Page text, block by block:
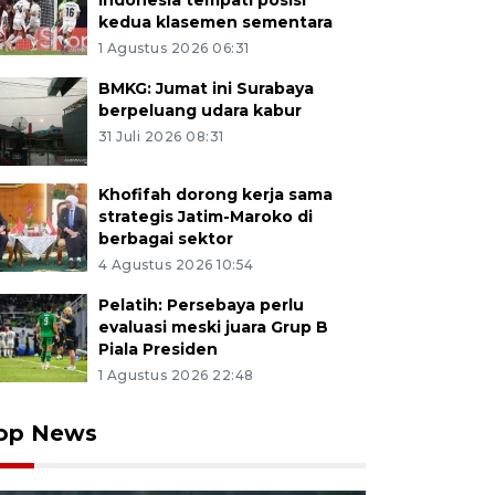
kedua klasemen sementara
1 Agustus 2026 06:31
BMKG: Jumat ini Surabaya
berpeluang udara kabur
31 Juli 2026 08:31
Khofifah dorong kerja sama
strategis Jatim-Maroko di
berbagai sektor
4 Agustus 2026 10:54
Pelatih: Persebaya perlu
evaluasi meski juara Grup B
Piala Presiden
1 Agustus 2026 22:48
News